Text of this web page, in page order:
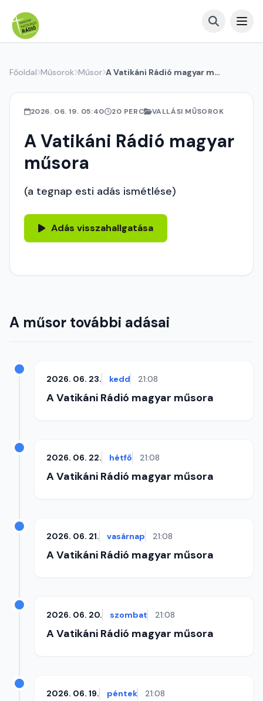
Főoldal Műsorok Műsor A Vatikáni Rádió magyar műsora
2026. 06. 19. 05:40 20 PERC VALLÁSI MŰSOROK
A Vatikáni Rádió magyar
műsora
(a tegnap esti adás ismétlése)
Adás visszahallgatása
A műsor további adásai
2026. 06. 23. kedd 21:08
A Vatikáni Rádió magyar műsora
2026. 06. 22. hétfő 21:08
A Vatikáni Rádió magyar műsora
2026. 06. 21. vasárnap 21:08
A Vatikáni Rádió magyar műsora
2026. 06. 20. szombat 21:08
A Vatikáni Rádió magyar műsora
2026. 06. 19. péntek 21:08